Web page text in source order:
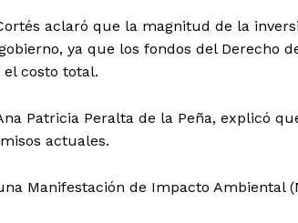
aclaró que la magnitud de la
ya que los fondos del Derecho
costo total.
Patricia Peralta de la Peña, explicó
actuales.
Manifestación de Impacto Ambiental